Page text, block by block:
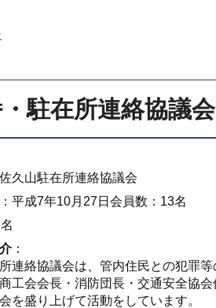
駐在所連絡協議
佐久山駐在所連絡協議会
：平成7年10月27日会員数：13名
：
連絡協議会は、管内住民との犯罪
工会会長・消防団長・交通安全協
を盛り上げて活動をしています。